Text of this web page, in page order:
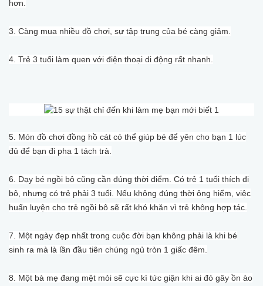
hơn.
3. Càng mua nhiều đồ chơi, sự tập trung của bé càng giảm.
4. Trẻ 3 tuổi làm quen với điện thoại di động rất nhanh.
5. Món đồ chơi đồng hồ cát có thể giúp bé để yên cho bạn 1 lúc
đủ để bạn đi pha 1 tách trà.
6. Dạy bé ngồi bô cũng cần đúng thời điểm. Có trẻ 1 tuổi thích đi
bô, nhưng có trẻ phải 3 tuổi. Nếu không đúng thời ông hiểm, việc
huấn luyện cho trẻ ngồi bô sẽ rất khó khăn vì trẻ không hợp tác.
7. Một ngày đẹp nhất trong cuộc đời bạn không phải là khi bé
sinh ra mà là lần đầu tiên chúng ngủ tròn 1 giấc đêm.
8. Một bà mẹ đang mệt mỏi sẽ cực kì tức giận khi ai đó gây ồn ào